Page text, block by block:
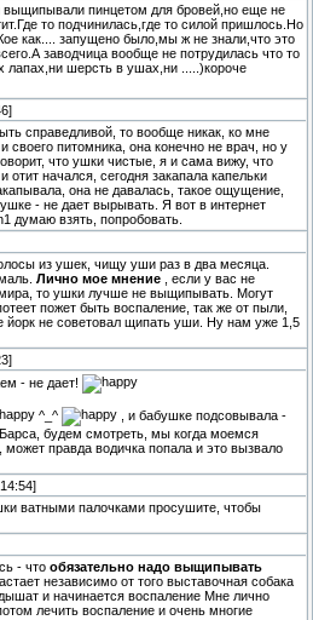
выщипывали пинцетом для бровей,но еще не
то подчинилась,где то силой пришлось.Но
Кое как.... запущено было,мы ж не знали,что это
заводчица вообще не потрудилась что то
лапах,ни шерсть в ушах,ни .....)короче
справедливой, то вообще никак, ко мне
своего питомника, она конечно не врач, но у
что ушки чистые, я и сама вижу, что
начался, сегодня закапала капельки
она не давалась, такое ощущение,
- не дает вырывать. Я вот в интернет
думаю взять, попробовать.
из ушек, чищу уши раз в два месяца.
Лично мое мнение
, если у вас не
то ушки лучше не выщипывать. Могут
пожет быть воспаление, так же от пыли,
йорк не советовал щипать уши. Ну нам уже 1,5
- не дает!
^_^
, и бабушке подсовывала -
будем смотреть, мы когда моемся
правда водичка попала и это вызвало
ватными палочками просушите, чтобы
- что обязательно надо выщипывать
независимо от того выставочная собака
и начинается воспаление Мне лично
лечить воспаление и очень многие